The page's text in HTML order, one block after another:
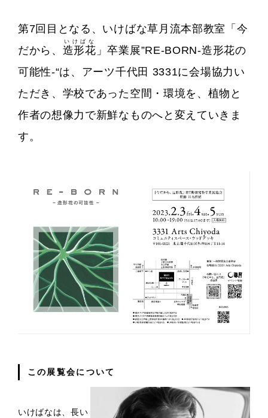
第7回目となる、いけばな草月流本部教室「今
だから、 造形花
いけばな
」卒業展”RE-BORN-造形花の
可能性-“は、アーツ千代田 3331に会場協力い
ただき、学校であった空間・環境を、植物と
作者の想像力で新鮮なものへと変えていきま
す。
この展覧会について
いけばなは、長い